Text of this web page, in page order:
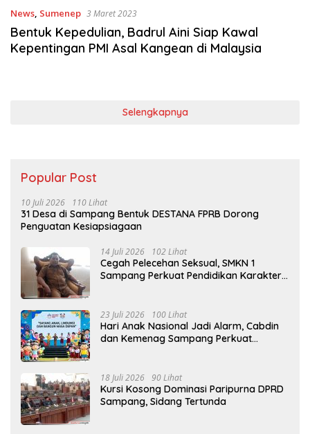
News, Sumenep 3 Maret 2023
Bentuk Kepedulian, Badrul Aini Siap Kawal
Kepentingan PMI Asal Kangean di Malaysia
Selengkapnya
Popular Post
10 Juli 2026 110 Lihat
31 Desa di Sampang Bentuk DESTANA FPRB Dorong
Penguatan Kesiapsiagaan
14 Juli 2026 102 Lihat
Cegah Pelecehan Seksual, SMKN 1
Sampang Perkuat Pendidikan Karakter
23 Juli 2026 100 Lihat
Hari Anak Nasional Jadi Alarm, Cabdin
dan Kemenag Sampang Perkuat
18 Juli 2026 90 Lihat
Kursi Kosong Dominasi Paripurna DPRD
Sampang, Sidang Tertunda